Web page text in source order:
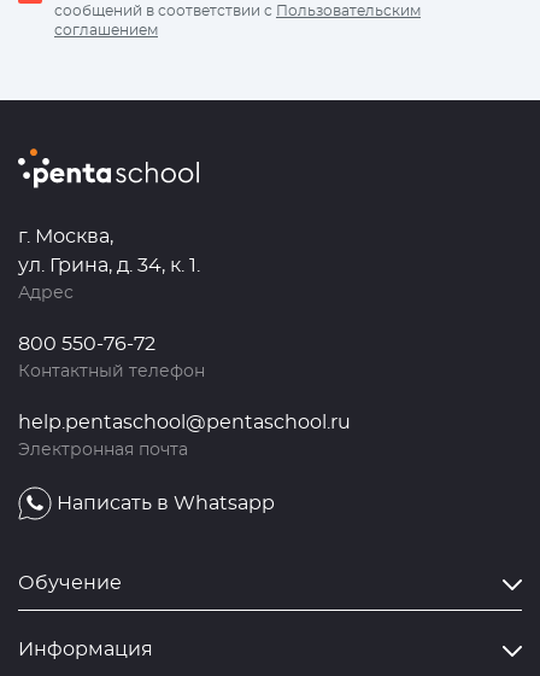
сообщений в соответствии с Пользовательским
соглашением
г. Москва,
ул. Грина, д. 34, к. 1.
Адрес
800 550-76-72
Контактный телефон
help.pentaschool@pentaschool.ru
Электронная почта
Написать в Whatsapp
Обучение
Информация